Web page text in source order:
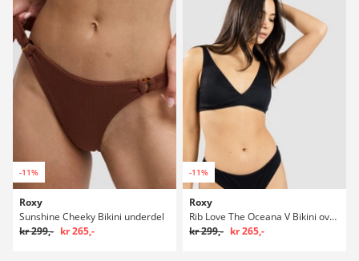
-11%
Roxy
Sunshine Cheeky Bikini underdel
kr 299,- kr 265,-
-11%
Roxy
Rib Love The Oceana V Bikini overdel
kr 299,- kr 265,-